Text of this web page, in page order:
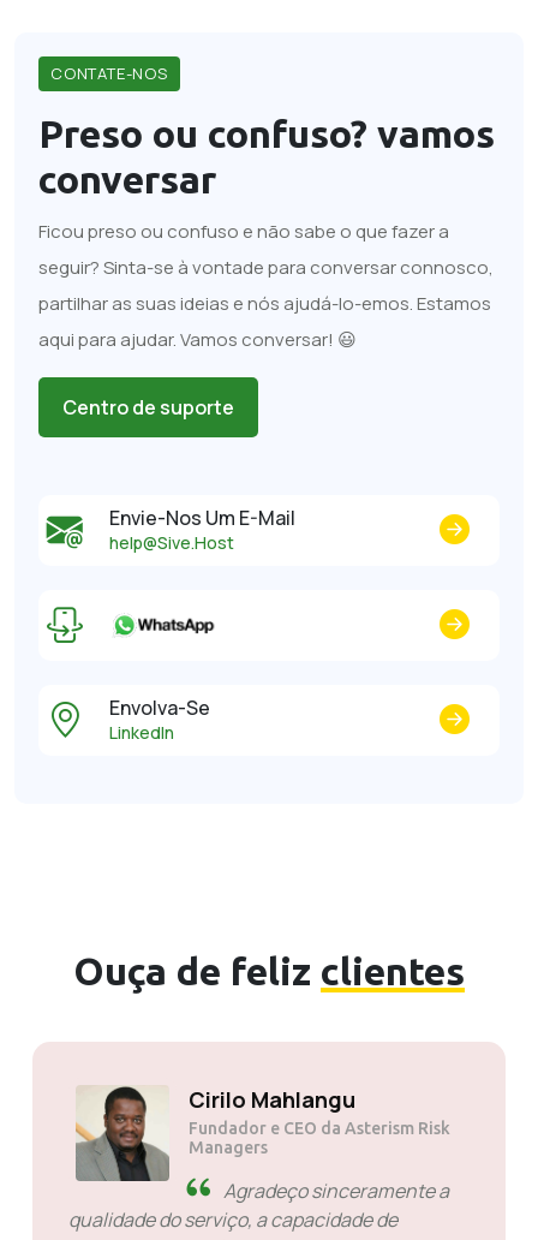
CONTATE-NOS
Preso ou confuso? vamos
conversar
Ficou preso ou confuso e não sabe o que fazer a
seguir? Sinta-se à vontade para conversar connosco,
partilhar as suas ideias e nós ajudá-lo-emos. Estamos
aqui para ajudar. Vamos conversar! 😃
Centro de suporte
Envie-Nos Um E-Mail
help@Sive.Host
Envolva-Se
LinkedIn
Ouça de feliz clientes
Cirilo Mahlangu
Fundador e CEO da Asterism Risk
Managers
Agradeço sinceramente a
qualidade do serviço, a capacidade de